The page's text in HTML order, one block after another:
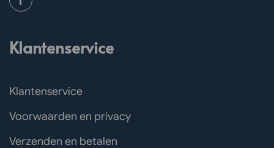
Klantenservice
Klantenservice
Voorwaarden en privacy
Verzenden en betalen